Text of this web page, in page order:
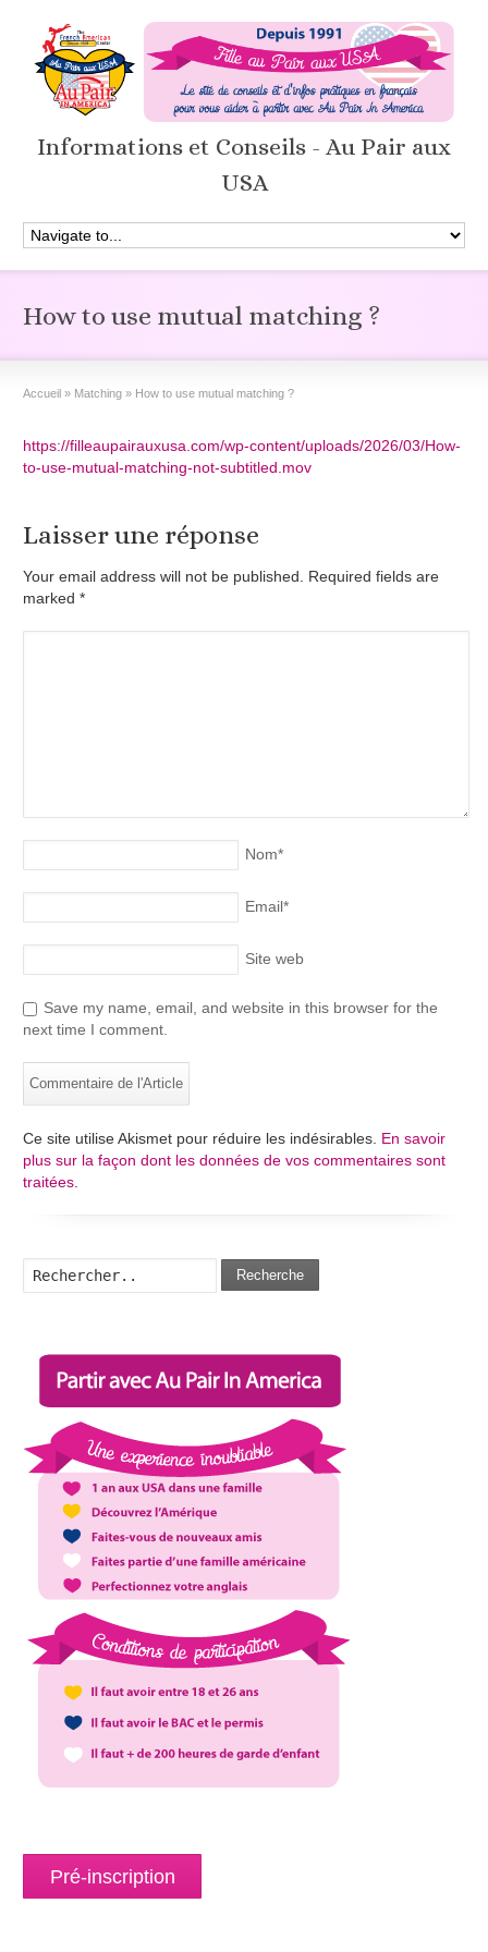
Informations et Conseils - Au Pair aux
USA
How to use mutual matching ?
Accueil » Matching » How to use mutual matching ?
https://filleaupairauxusa.com/wp-content/uploads/2026/03/How-
to-use-mutual-matching-not-subtitled.mov
Laisser une réponse
Your email address will not be published. Required fields are
marked*
Nom*
Email*
Site web
Save my name, email, and website in this browser for the
next time I comment.
Ce site utilise Akismet pour réduire les indésirables. En savoir
plus sur la façon dont les données de vos commentaires sont
traitées
Recherche
Pré-inscription